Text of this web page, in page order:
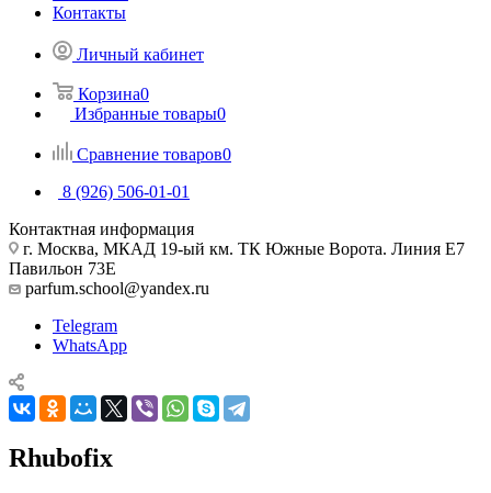
Контакты
Личный кабинет
Корзина0
Избранные товары0
Сравнение товаров0
8 (926) 506-01-01
Контактная информация
г. Москва, МКАД 19-ый км. ТК Южные Ворота. Линия Е7
Павильон 73Е
parfum.school@yandex.ru
Telegram
WhatsApp
Rhubofix